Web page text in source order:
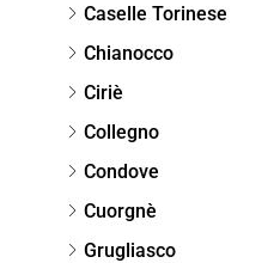
Caselle Torinese
Chianocco
Ciriè
Collegno
Condove
Cuorgnè
Grugliasco